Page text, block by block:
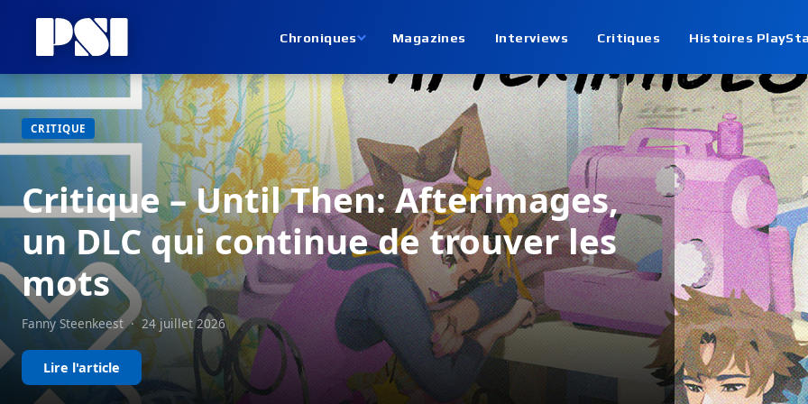
Chroniques Magazines Interviews Critiques Histoires
CRITIQUE
Critique – Until Then: Afterimages,
un DLC qui continue de trouver les
mots
Fanny Steenkeest · 24 juillet 2026
Lire l'article